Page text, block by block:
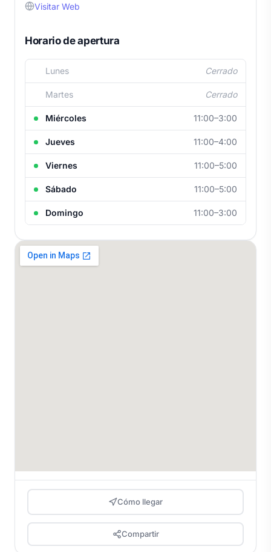
Visitar Web
Horario de apertura
Lunes Cerrado
Martes Cerrado
Miércoles 11:00–3:00
Jueves 11:00–4:00
Viernes 11:00–5:00
Sábado 11:00–5:00
Domingo 11:00–3:00
Cómo llegar
Compartir